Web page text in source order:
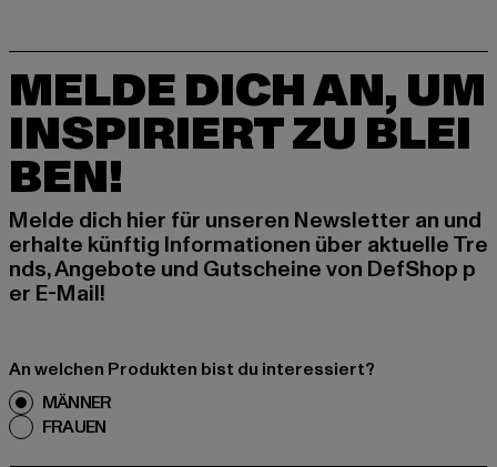
MELDE DICH AN, UM
INSPIRIERT ZU BLEI
BEN!
Melde dich hier für unseren Newsletter an und
erhalte künftig Informationen über aktuelle Tre
nds, Angebote und Gutscheine von DefShop p
er E-Mail!
An welchen Produkten bist du interessiert?
MÄNNER
FRAUEN